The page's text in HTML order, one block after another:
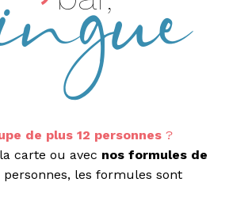
de plus 12 personnes ?
carte ou avec nos formules de
personnes, les formules sont